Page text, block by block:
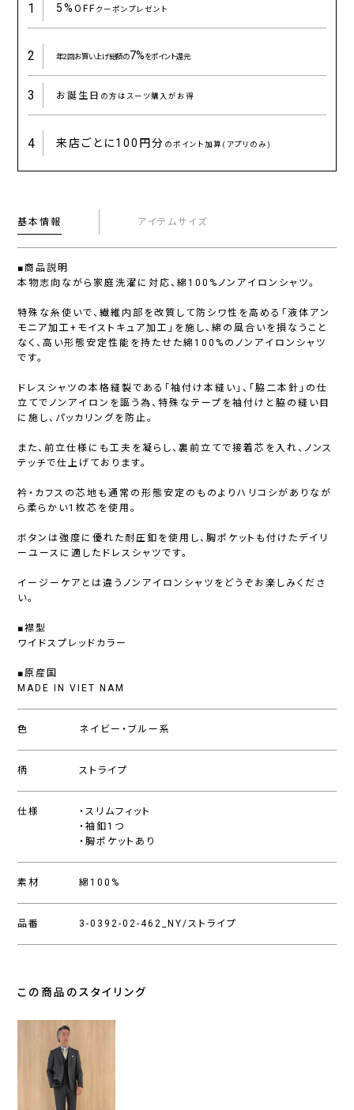
1 5%OFFクーポンプレゼント
2 年2回お買い上げ総額の7%をポイント還元
3 お誕生日 の方はスーツ購入がお得
4 来店ごとに100円分 のポイント加算(アプリのみ)
基本情報 アイテムサイズ
■商品説明
本物志向ながら家庭洗濯に対応、綿100%ノンアイロンシャツ。
特殊な糸使いで、繊維内部を改質して防シワ性を高める「液体アン
モニア加工+モイストキュア加工」を施し、綿の風合いを損なうこと
なく、高い形態安定性能を持たせた綿100%のノンアイロンシャツ
です。
ドレスシャツの本格縫製である「袖付け本縫い」、「脇二本針」の仕
立てでノンアイロンを謳う為、特殊なテープを袖付けと脇の縫い目
に施し、パッカリングを防止。
また、前立仕様にも工夫を凝らし、裏前立てで接着芯を入れ、ノンス
テッチで仕上げております。
衿・カフスの芯地も通常の形態安定のものよりハリコシがありなが
ら柔らかい1枚芯を使用。
ボタンは強度に優れた耐圧釦を使用し、胸ポケットも付けたデイリ
ーユースに適したドレスシャツです。
イージーケアとは違うノンアイロンシャツをどうぞお楽しみくださ
い。
■襟型
ワイドスプレッドカラー
■原産国
MADE IN VIET NAM
色 ネイビー・ブルー系
柄 ストライプ
仕様
・スリムフィット
・袖釦1つ
・胸ポケットあり
素材 綿100%
品番 3-0392-02-462_NY/ストライプ
この商品のスタイリング